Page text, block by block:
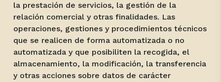
la prestación de servicios, la gestión de la
relación comercial y otras finalidades. Las
operaciones, gestiones y procedimientos técnicos
que se realicen de forma automatizada o no
automatizada y que posibiliten la recogida, el
almacenamiento, la modificación, la transferencia
y otras acciones sobre datos de carácter